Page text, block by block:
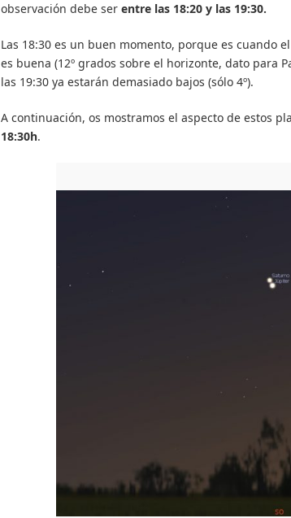
observación debe ser entre las 18:20 y las 19:30.
Las 18:30 es un buen momento, porque es cuando
es buena (12º grados sobre el horizonte, dato para
las 19:30 ya estarán demasiado bajos (sólo 4º).
A continuación, os mostramos el aspecto de estos
18:30h.